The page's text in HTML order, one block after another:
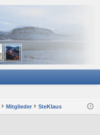
Mitglieder SteKlaus